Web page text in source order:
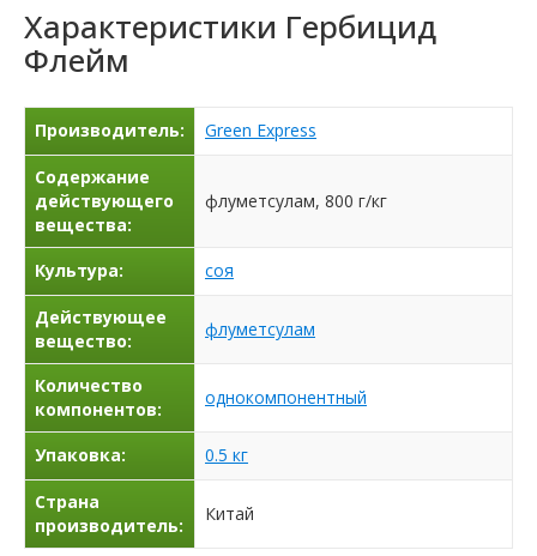
Характеристики Гербицид
Флейм
Производитель: Green Express
Содержание
действующего
вещества:
флуметсулам, 800 г/кг
Культура: соя
Действующее
вещество:
флуметсулам
Количество
компонентов:
однокомпонентный
Упаковка: 0.5 кг
Страна
производитель:
Китай